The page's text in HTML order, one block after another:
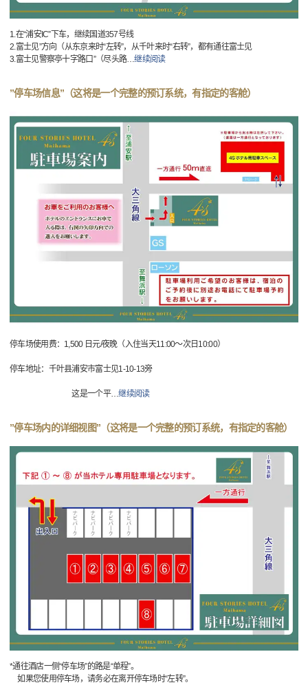
1.在“浦安IC”下车，继续国道357号线
2.富士见”方向（从东京来时“左转”，从千叶来时“右转”，都有通往富士见
3.富士见警察亭十字路口”（尽头路…继续阅读
”停车场信息”（这将是一个完整的预订系统，有指定的客舱）
停车场使用费：1,500 日元/夜晚（入住当天11:00～次日10:00）
停车地址：千叶县浦安市富士见1-10-13旁
这是一个平…继续阅读
”停车场内的详细视图”（这将是一个完整的预订系统，有指定的客舱）
*通往酒店一侧“停车场”的路是“单程”。
如果您使用停车场，请务必在离开停车场时“左转”。